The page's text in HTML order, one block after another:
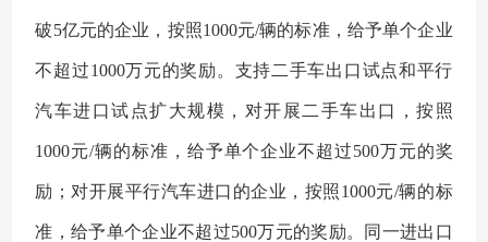
破5亿元的企业，按照1000元/辆的标准，给予单个企业
不超过1000万元的奖励。支持二手车出口试点和平行
汽车进口试点扩大规模，对开展二手车出口，按照
1000元/辆的标准，给予单个企业不超过500万元的奖
励；对开展平行汽车进口的企业，按照1000元/辆的标
准，给予单个企业不超过500万元的奖励。同一进出口